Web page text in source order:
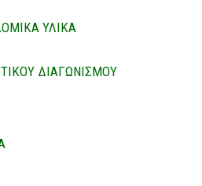
ΥΛΙΚΑ
ΔΙΑΓΩΝΙΣΜΟΥ